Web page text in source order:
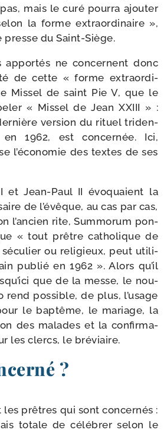
mais le curé pour­ra ajou­ter
la forme extra­or­di­naire »,
presse du Saint-Siège.
appor­tés ne concernent donc
de cette « forme extra­or­di­
Missel de saint Pie V, que le
« Missel de Jean XXIII » :
ver­sion du rituel tri­den­
1962, est concer­née. Ici,
l’économie des textes de ses
et Jean-​Paul II évo­quaient la
de l’évêque, au cas par cas,
l’ancien rite, Summorum pon­
« tout prêtre catho­lique de
sécu­lier ou reli­gieux, peut uti­li­
publié en 1962 ». Alors qu’il
que de la messe, le nou­
rend pos­sible, de plus, l’usage
le bap­tême, le mariage, la
des malades et la confir­ma­
les clercs, le bréviaire.
?
les prêtres qui sont concer­nés :
totale de célé­brer selon le